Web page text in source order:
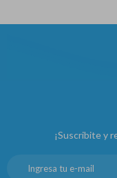
¡Suscribite y